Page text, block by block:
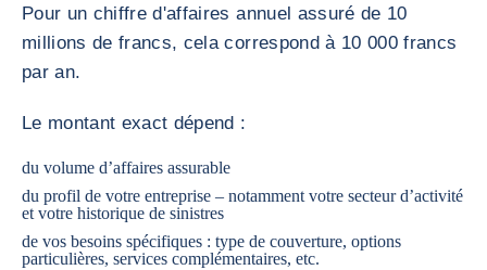
Pour un chiffre d'affaires annuel assuré de 10
millions de francs, cela correspond à 10 000 francs
par an.
Le montant exact dépend :
du volume d’affaires assurable
du profil de votre entreprise – notamment votre secteur d’activité
et votre historique de sinistres
de vos besoins spécifiques : type de couverture, options
particulières, services complémentaires, etc.